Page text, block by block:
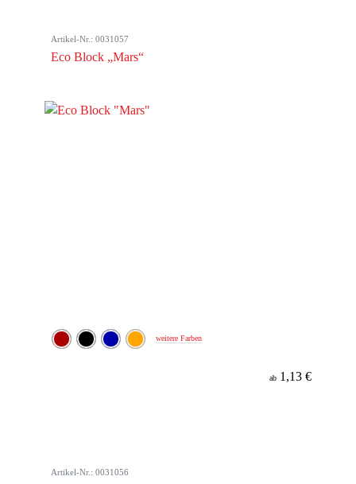
Artikel-Nr.: 0031057
Eco Block „Mars“
weitere Farben
ab 1,13 €
Artikel-Nr.: 0031056